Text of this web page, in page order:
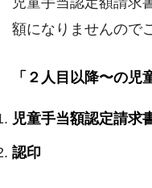
額になりませんので
「２人目以降〜の児
児童手当額認定請求
認印